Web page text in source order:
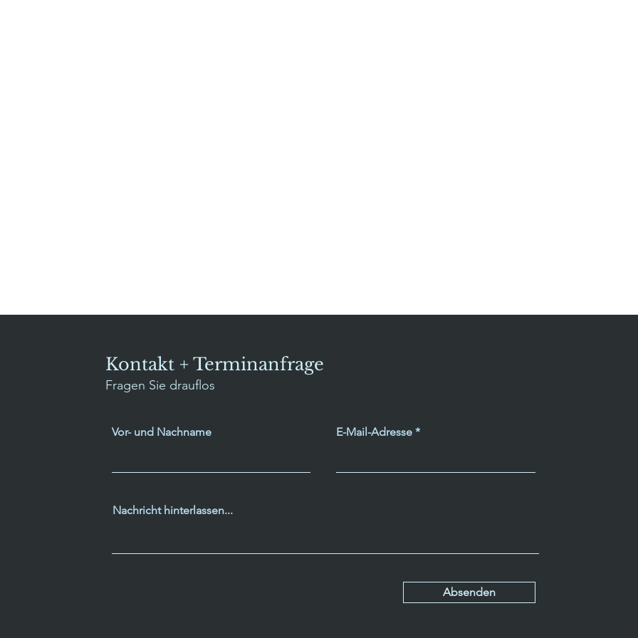
Kontakt + Terminanfrage
Fragen Sie drauflos
Vor- und Nachname E-Mail-Adresse
Nachricht hinterlassen...
Absenden